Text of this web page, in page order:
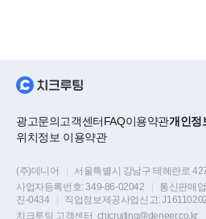
환자 성향 좋고 깔끔한 병원 분위
그 외 다양한 복지 혜택 (별도 안
광고문의고객센터FAQ이용약관개인정
위치정보 이용약관
(주)데니어
서울특별시 강남구 테헤란로
사업자등록번호:349-86-02042 통신판매
진-0434
직업정보제공사업신고:
치크루팅 고객센터 chicruiting@deneer.co.kr